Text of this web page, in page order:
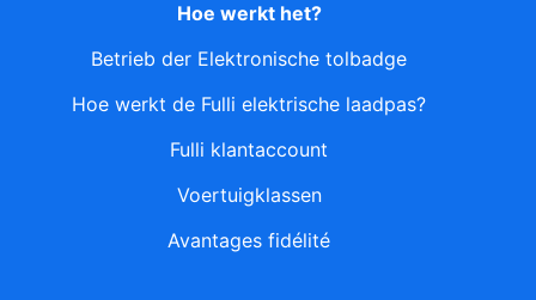
Hoe werkt het?
Betrieb der Elektronische tolbadge
Hoe werkt de Fulli elektrische laadpas?
Fulli klantaccount
Voertuigklassen
Avantages fidélité